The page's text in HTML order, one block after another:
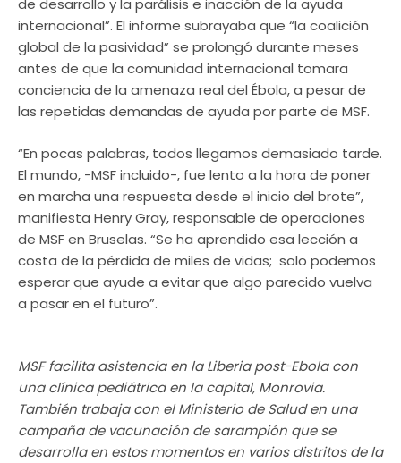
de desarrollo y la parálisis e inacción de la ayuda
internacional”. El informe subrayaba que “la coalición
global de la pasividad” se prolongó durante meses
antes de que la comunidad internacional tomara
conciencia de la amenaza real del Ébola, a pesar de
las repetidas demandas de ayuda por parte de MSF.
“En pocas palabras, todos llegamos demasiado tarde.
El mundo, -MSF incluido-, fue lento a la hora de poner
en marcha una respuesta desde el inicio del brote”,
manifiesta Henry Gray, responsable de operaciones
de MSF en Bruselas. “Se ha aprendido esa lección a
costa de la pérdida de miles de vidas; solo podemos
esperar que ayude a evitar que algo parecido vuelva
a pasar en el futuro”.
MSF facilita asistencia en la Liberia post-Ebola con
una clínica pediátrica en la capital, Monrovia.
También trabaja con el Ministerio de Salud en una
campaña de vacunación de sarampión que se
desarrolla en estos momentos en varios distritos de la